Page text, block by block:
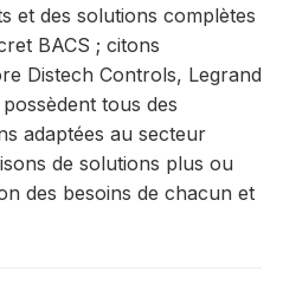
et des solutions complètes
BACS ; citons
Distech Controls, Legrand
tous des
adaptées au secteur
de solutions plus ou
des besoins de chacun et